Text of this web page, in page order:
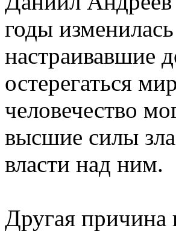
годы
настраивавшие
остерегаться
человечество
высшие силы зла
власти над ним.
Другая причина